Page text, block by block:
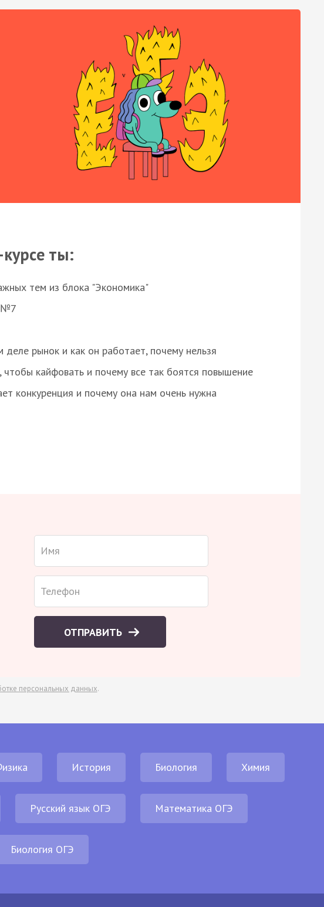
ты:
тем из блока "Экономика"
№7
рынок и как он работает, почему нельзя
чтобы кайфовать и почему все так боятся повышение
конкуренция и почему она нам очень нужна
ОТПРАВИТЬ
персональных данных.
История Биология Химия
Русский язык ОГЭ Математика ОГЭ
Биология ОГЭ